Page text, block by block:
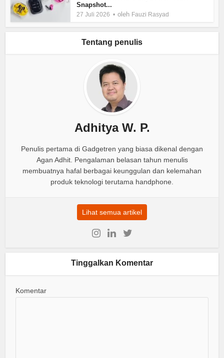
Snapshot...
27 Juli 2026 oleh Fauzi Rasyad
Tentang penulis
Adhitya W. P.
Penulis pertama di Gadgetren yang biasa dikenal dengan
Agan Adhit. Pengalaman belasan tahun menulis
membuatnya hafal berbagai keunggulan dan kelemahan
produk teknologi terutama handphone.
Lihat semua artikel
Tinggalkan Komentar
Komentar